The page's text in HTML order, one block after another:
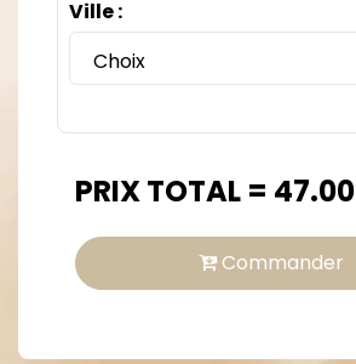
Ville :
PRIX TOTAL = 47.00
Commander